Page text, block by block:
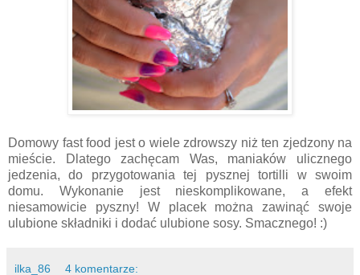
Domowy fast food jest o wiele zdrowszy niż ten zjedzony na
mieście. Dlatego zachęcam Was, maniaków ulicznego
jedzenia, do przygotowania tej pysznej tortilli w swoim
domu. Wykonanie jest nieskomplikowane, a efekt
niesamowicie pyszny! W placek można zawinąć swoje
ulubione składniki i dodać ulubione sosy. Smacznego! :)
ilka_86 4 komentarze: